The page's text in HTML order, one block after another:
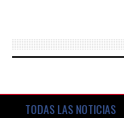
TODAS LAS NOTICIAS